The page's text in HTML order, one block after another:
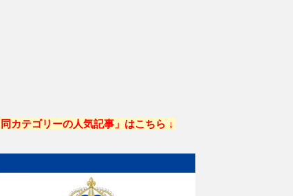
同カテゴリーの人気記事」はこちら ↓